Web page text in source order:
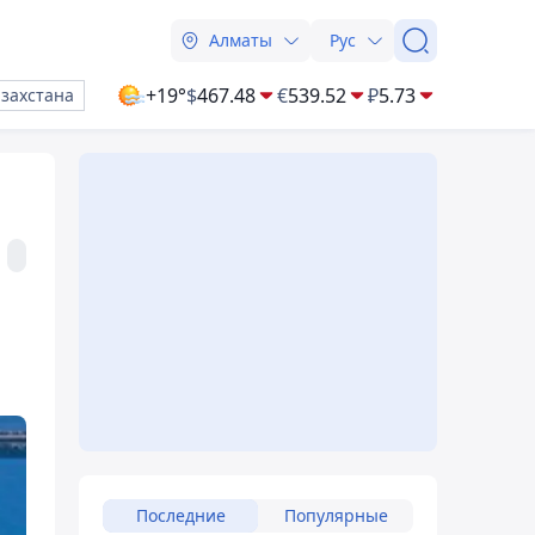
Алматы Рус
+19°$467.48 €539.52 ₽5.73
Последние Популярные